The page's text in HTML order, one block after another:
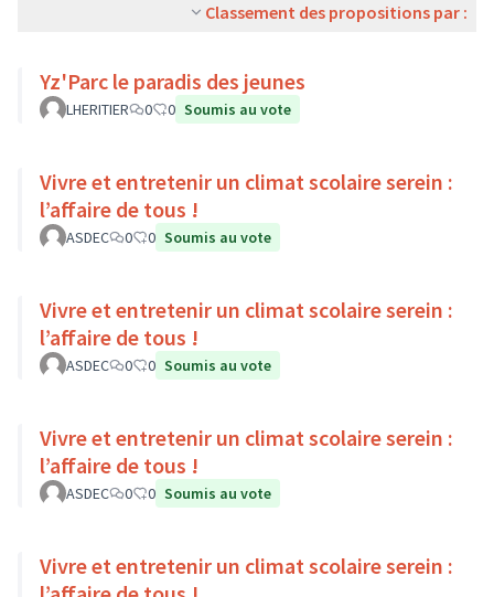
Classement des propositions par :
Yz'Parc le paradis des jeunes
LHERITIER 0 0 Soumis au vote
Vivre et entretenir un climat scolaire serein :
l’affaire de tous !
ASDEC 0 0 Soumis au vote
Vivre et entretenir un climat scolaire serein :
l’affaire de tous !
ASDEC 0 0 Soumis au vote
Vivre et entretenir un climat scolaire serein :
l’affaire de tous !
ASDEC 0 0 Soumis au vote
Vivre et entretenir un climat scolaire serein :